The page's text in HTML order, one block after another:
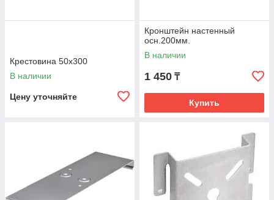
Крестовина 50х300
В наличии
Цену уточняйте
Кронштейн настенный
осн.200мм.
В наличии
1 450 ₸
Купить